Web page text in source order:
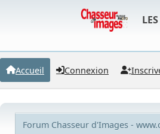
Accueil Connexion
Forum Chasseur d'Images -